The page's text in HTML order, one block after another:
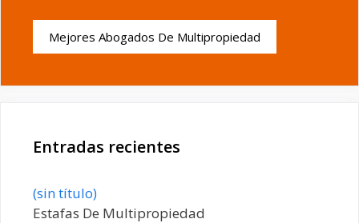
Mejores Abogados De Multipropiedad
Entradas recientes
(sin título)Entrada
20198
Estafas De Multipropiedad